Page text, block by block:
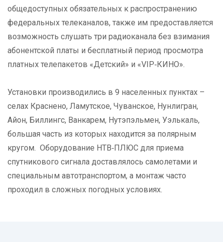
общедоступных обязательных к распространению
федеральных телеканалов, также им предоставляется
возможность слушать три радиоканала без взимания
абонентской платы и бесплатный период просмотра
платных телепакетов «Детский» и «VIP‑КИНО».
Установки производились в 9 населенных пунктах –
селах Краснено, Ламутское, Чуванское, Нунлигран,
Айон, Биллингс, Ванкарем, Нутэпэльмен, Уэлькаль,
большая часть из которых находится за полярным
кругом. Оборудование НТВ‑ПЛЮС для приема
спутникового сигнала доставлялось самолетами и
специальным автотранспортом, а монтаж часто
проходил в сложных погодных условиях.